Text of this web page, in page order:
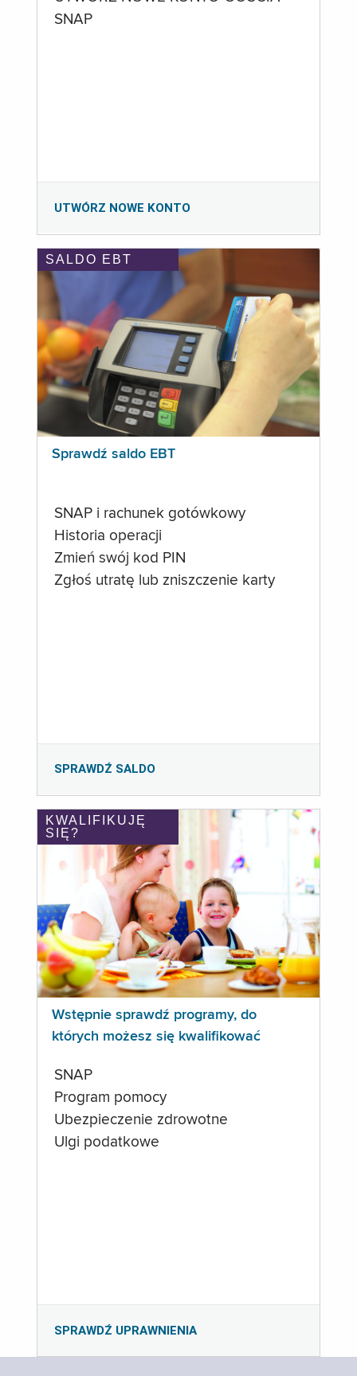
SNAP
UTWÓRZ NOWE KONTO
SALDO EBT
Sprawdź saldo EBT
SNAP i rachunek gotówkowy
Historia operacji
Zmień swój kod PIN
Zgłoś utratę lub zniszczenie karty
SPRAWDŹ SALDO
KWALIFIKUJĘ
SIĘ?
Wstępnie sprawdź programy, do
których możesz się kwalifikować
SNAP
Program pomocy
Ubezpieczenie zdrowotne
Ulgi podatkowe
SPRAWDŹ UPRAWNIENIA